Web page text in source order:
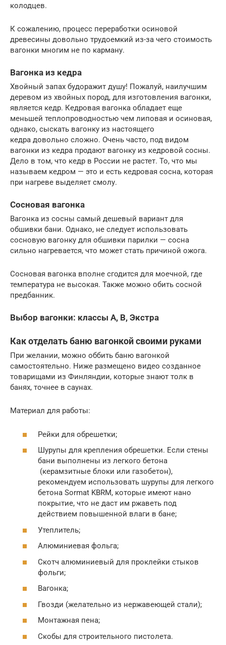
колодцев.
К сожалению, процесс переработки осиновой
древесины довольно трудоемкий из-за чего стоимость
вагонки многим не по карману.
Вагонка из кедра
Хвойный запах будоражит душу! Пожалуй, наилучшим
деревом из хвойных пород, для изготовления вагонки,
является кедр. Кедровая вагонка обладает еще
меньшей теплопроводностью чем липовая и осиновая,
однако, сыскать вагонку из настоящего
кедра довольно сложно. Очень часто, под видом
вагонки из кедра продают вагонку из кедровой сосны.
Дело в том, что кедр в России не растет. То, что мы
называем кедром — это и есть кедровая сосна, которая
при нагреве выделяет смолу.
Сосновая вагонка
Вагонка из сосны самый дешевый вариант для
обшивки бани. Однако, не следует использовать
сосновую вагонку для обшивки парилки — сосна
сильно нагревается, что может стать причиной ожога.
Сосновая вагонка вполне сгодится для моечной, где
температура не высокая. Также можно обить сосной
предбанник.
Выбор вагонки: классы А, В, Экстра
Как отделать баню вагонкой своими руками
При желании, можно оббить баню вагонкой
самостоятельно. Ниже размещено видео созданное
товарищами из Финляндии, которые знают толк в
банях, точнее в саунах.
Материал для работы:
Рейки для обрешетки;
Шурупы для крепления обрешетки. Если стены
бани выполнены из легкого бетона
(керамзитные блоки или газобетон),
рекомендуем использовать шурупы для легкого
бетона Sormat KBRM, которые имеют нано
покрытие, что не даст им ржаветь под
действием повышенной влаги в бане;
Утеплитель;
Алюминиевая фольга;
Скотч алюминиевый для проклейки стыков
фольги;
Вагонка;
Гвозди (желательно из нержавеющей стали);
Монтажная пена;
Скобы для строительного пистолета.